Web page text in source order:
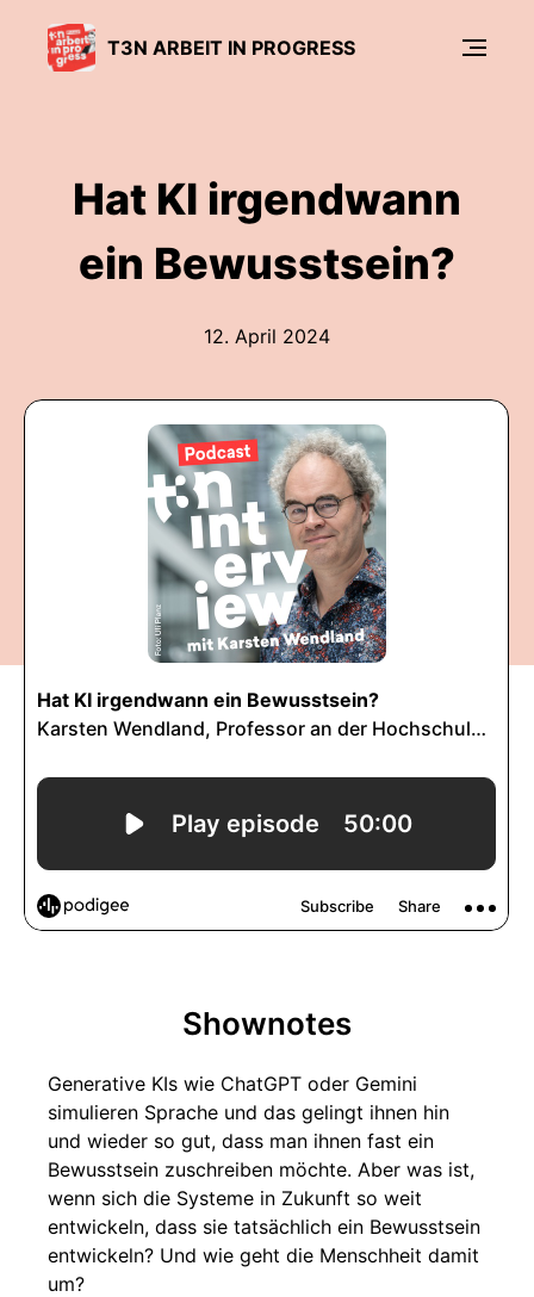
T3N ARBEIT IN PROGRESS
Hat KI irgendwann
ein Bewusstsein?
12. April 2024
Shownotes
Generative KIs wie ChatGPT oder Gemini
simulieren Sprache und das gelingt ihnen hin
und wieder so gut, dass man ihnen fast ein
Bewusstsein zuschreiben möchte. Aber was ist,
wenn sich die Systeme in Zukunft so weit
entwickeln, dass sie tatsächlich ein Bewusstsein
entwickeln? Und wie geht die Menschheit damit
um?